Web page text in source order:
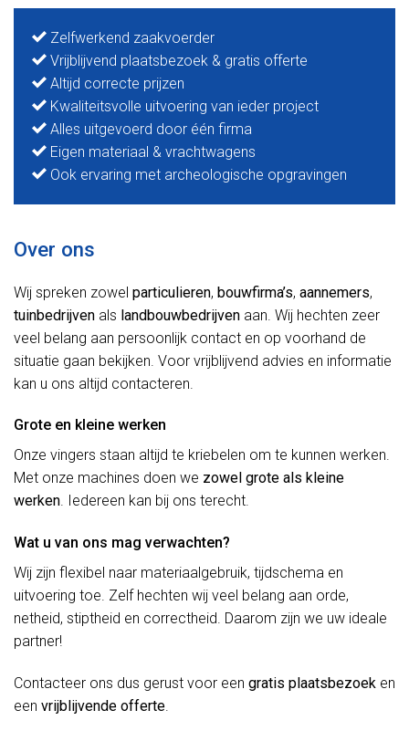
Zelfwerkend zaakvoerder
Vrijblijvend plaatsbezoek & gratis offerte
Altijd correcte prijzen
Kwaliteitsvolle uitvoering van ieder project
Alles uitgevoerd door één firma
Eigen materiaal & vrachtwagens
Ook ervaring met archeologische opgravingen
Over ons
Wij spreken zowel particulieren, bouwfirma’s, aannemers,
tuinbedrijven als landbouwbedrijven aan. Wij hechten zeer
veel belang aan persoonlijk contact en op voorhand de
situatie gaan bekijken. Voor vrijblijvend advies en informatie
kan u ons altijd contacteren.
Grote en kleine werken
Onze vingers staan altijd te kriebelen om te kunnen werken.
Met onze machines doen we zowel grote als kleine
werken. Iedereen kan bij ons terecht.
Wat u van ons mag verwachten?
Wij zijn flexibel naar materiaalgebruik, tijdschema en
uitvoering toe. Zelf hechten wij veel belang aan orde,
netheid, stiptheid en correctheid. Daarom zijn we uw ideale
partner!
Contacteer ons dus gerust voor een gratis plaatsbezoek en
een vrijblijvende offerte.